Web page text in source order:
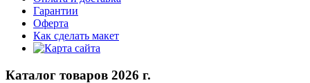
Гарантии
Оферта
Как сделать макет
Каталог товаров 2026 г.